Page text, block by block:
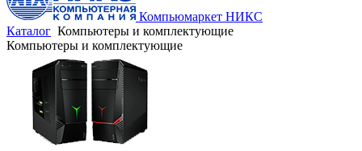
Компьюмаркет НИКС
Каталог Компьютеры и комплектующие
Компьютеры и комплектующие